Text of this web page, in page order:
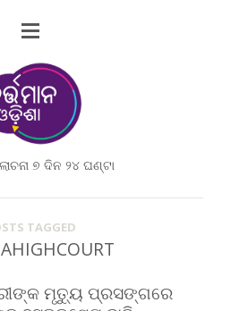
୭ ଦିନ ୨୪ ଘଣ୍ଟା
TAGGED
ମୃତ୍ୟୁ ପ୍ରସଙ୍ଗରେ